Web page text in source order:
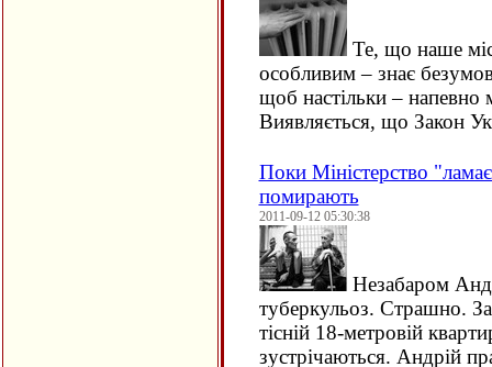
Те, що наше
особливим – знає
щоб настільки – напевно
Виявляється, що Закон
Поки Міністерство
помирають
2011-09-12 05:30:38
Незабаром
туберкульоз. Страшно.
тісній 18-метровій
зустрічаються. Андрій